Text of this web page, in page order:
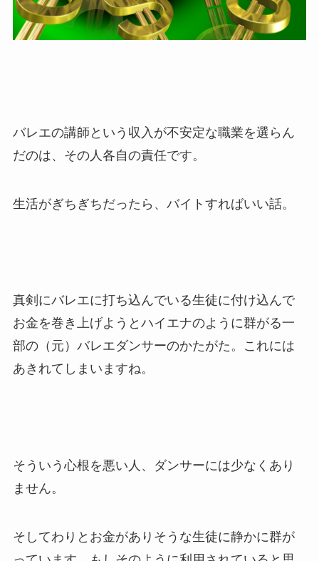
バレエの講師という収入が不安定な職業を選らん
だのは、その人各自の責任です。
生活がぎちぎちだったら、バイトすればいい話。
真剣にバレエに打ち込んでいる生徒に付け込んで
お金を巻き上げようとハイエナのように群がる一
部の（元）バレエダンサーのかたがた。これには
あきれてしまいますね。
そういう心根を悪い人、ダンサーには少なくあり
ません。
そしてわりとお金がありそうな生徒に静かに群が